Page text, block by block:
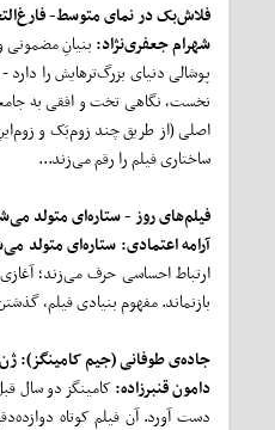
فلاشبک در نمای متوسط- فارغ
شهرام جعفری‌نژاد: بنیانِ مضمونی
پوشالی دنیای بزرگ‌ترهایش را
نخست، نگاهی تخت و افقی به
اصلی (از طریق چند زوم‌بَک و
ساختاری فیلم را رقم می‌زند...
فیلمهای روز -ستارهای متولد می
آرامه اعتمادی: ستارهای متولد می
ارتباط احساسی حرف می‌زند؛
بازنماند. مفهوم بنیادی فیلم،
جاده‌ی طوفانی (جیم کامینگز):
دامون قنبرزاده:کامینگز دو سال
دست آورد. آن فیلم کوتاه